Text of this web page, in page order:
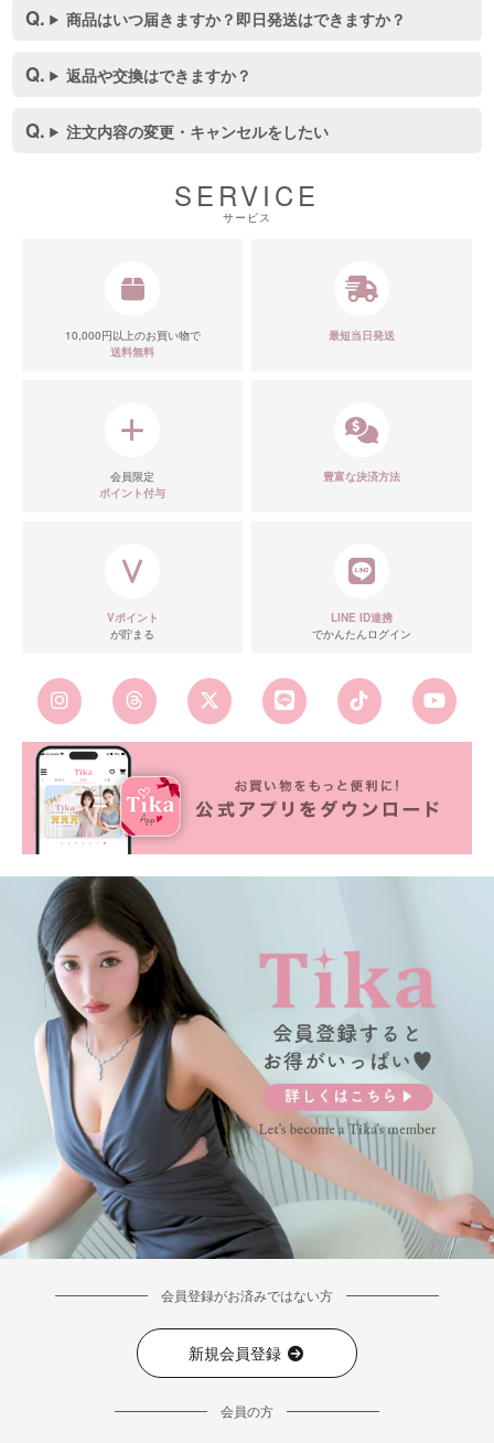
商品はいつ届きますか？即日発送はできますか？
返品や交換はできますか？
注文内容の変更・キャンセルをしたい
SERVICE
サービス
10,000円以上のお買い物で
送料無料
最短当日発送
会員限定
ポイント付与
豊富な決済方法
Vポイント
が貯まる
LINE ID連携
でかんたんログイン
会員登録がお済みではない方
新規会員登録
会員の方